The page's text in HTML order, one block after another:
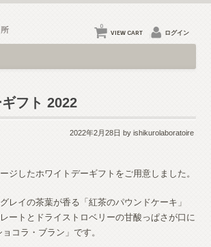
VIEW CART
0
ログイン
フト 2022
2022年2月28日 by ishikurolaboratoire
ジしたホワイトデーギフトをご用意しました。
レイの茶葉が香る「紅茶のパウンドケーキ」
ートとドライストロベリーの甘酸っぱさが口に
コラ・ブラン」です。